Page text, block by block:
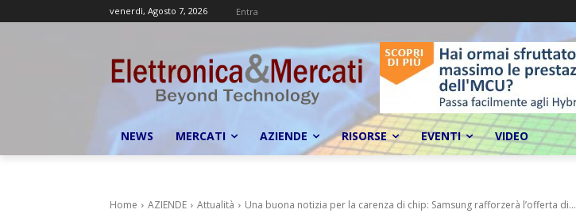
venerdì, Agosto 7, 2026 Entra
NEWS MERCATI AZIENDE RISORSE EVENTI VIDEO
Home AZIENDE Attualità Una buona notizia per la carenza di chip: Samsung rafforzerà l’offerta di...